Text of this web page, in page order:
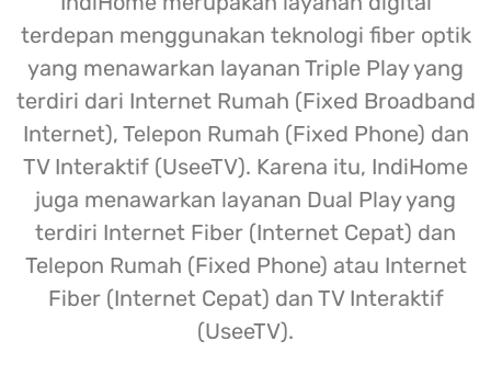
terdepan menggunakan teknologi fiber optik
yang menawarkan layanan Triple Play yang
terdiri dari Internet Rumah (Fixed Broadband
Internet), Telepon Rumah (Fixed Phone) dan
TV Interaktif (UseeTV). Karena itu, IndiHome
juga menawarkan layanan Dual Play yang
terdiri Internet Fiber (Internet Cepat) dan
Telepon Rumah (Fixed Phone) atau Internet
Fiber (Internet Cepat) dan TV Interaktif
(UseeTV).